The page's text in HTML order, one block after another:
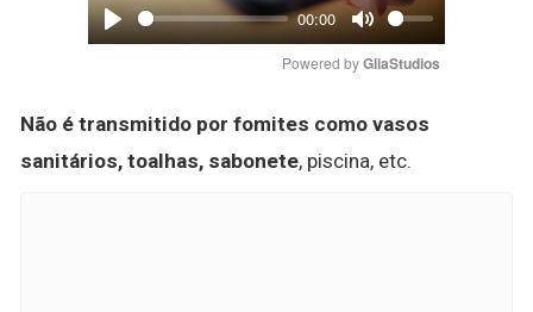
Play
00:00
Mute
Powered by GliaStudios
Não é transmitido por fomites como vasos
sanitários, toalhas, sabonete, piscina, etc.